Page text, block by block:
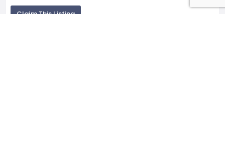
Claim This Listing